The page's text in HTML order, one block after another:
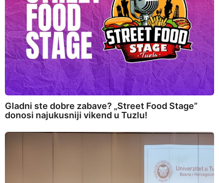
Gladni ste dobre zabave? „Street Food Stage”
donosi najukusniji vikend u Tuzlu!